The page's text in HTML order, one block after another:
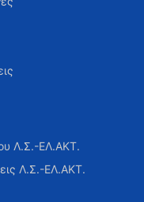
Λ.Σ.-ΕΛ.ΑΚΤ.
Λ.Σ.-ΕΛ.ΑΚΤ.